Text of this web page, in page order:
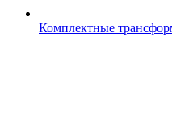
Комплектные